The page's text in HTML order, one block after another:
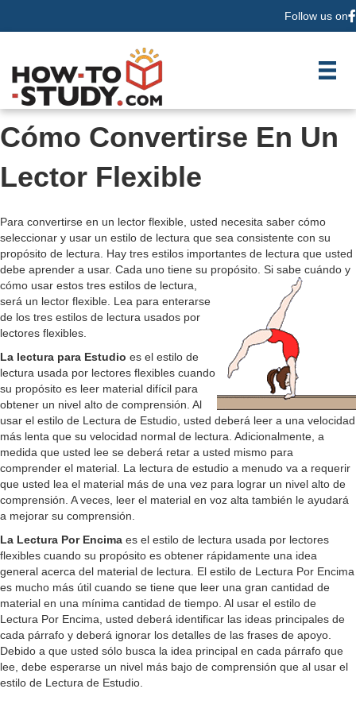
Follow us on
Cómo Convertirse En Un
Lector Flexible
Para convertirse en un lector flexible, usted necesita saber cómo
seleccionar y usar un estilo de lectura que sea consistente con su
propósito de lectura. Hay tres estilos importantes de lectura que usted
debe aprender a usar. Cada uno tiene su propósito. Si sabe cuándo y
cómo usar estos tres estilos de lectura,
será un lector flexible. Lea para enterarse
de los tres estilos de lectura usados por
lectores flexibles.
La lectura para Estudio es el estilo de
lectura usada por lectores flexibles cuando
su propósito es leer material difícil para
obtener un nivel alto de comprensión. Al
usar el estilo de Lectura de Estudio, usted deberá leer a una velocidad
más lenta que su velocidad normal de lectura. Adicionalmente, a
medida que usted lee se deberá retar a usted mismo para
comprender el material. La lectura de estudio a menudo va a requerir
que usted lea el material más de una vez para lograr un nivel alto de
comprensión. A veces, leer el material en voz alta también le ayudará
a mejorar su comprensión.
La Lectura Por Encima es el estilo de lectura usada por lectores
flexibles cuando su propósito es obtener rápidamente una idea
general acerca del material de lectura. El estilo de Lectura Por Encima
es mucho más útil cuando se tiene que leer una gran cantidad de
material en una mínima cantidad de tiempo. Al usar el estilo de
Lectura Por Encima, usted deberá identificar las ideas principales de
cada párrafo y deberá ignorar los detalles de las frases de apoyo.
Debido a que usted sólo busca la idea principal en cada párrafo que
lee, debe esperarse un nivel más bajo de comprensión que al usar el
estilo de Lectura de Estudio.